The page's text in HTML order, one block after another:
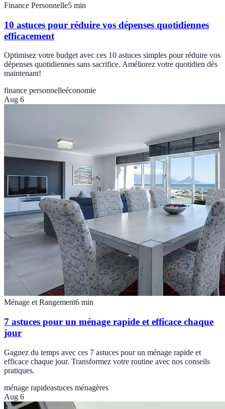
Finance Personnelle5 min
10 astuces pour réduire vos dépenses quotidiennes
efficacement
Optimisez votre budget avec ces 10 astuces simples pour réduire vos
dépenses quotidiennes sans sacrifice. Améliorez votre quotidien dès
maintenant!
finance personnelleéconomie
Aug 6
Ménage et Rangement6 min
7 astuces pour un ménage rapide et efficace chaque
jour
Gagnez du temps avec ces 7 astuces pour un ménage rapide et
efficace chaque jour. Transformez votre routine avec nos conseils
pratiques.
ménage rapideastuces ménagères
Aug 6